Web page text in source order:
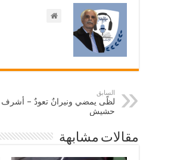
السابق
لظًى يمضي ونيرانٌ تعودٌ – أشرف
حشيش
مقالات مشابهة